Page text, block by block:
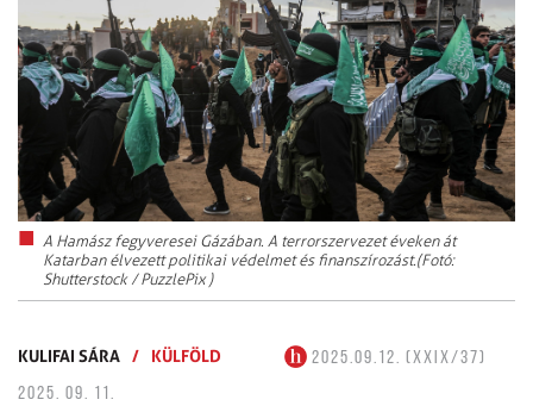
A Hamász fegyveresei Gázában. A terrorszervezet éveken át
Katarban élvezett politikai védelmet és finanszírozást.(Fotó:
Shutterstock / PuzzlePix )
KULIFAI SÁRA / KÜLFÖLD
2025.09.12. (XXIX/37)
2025. 09. 11.